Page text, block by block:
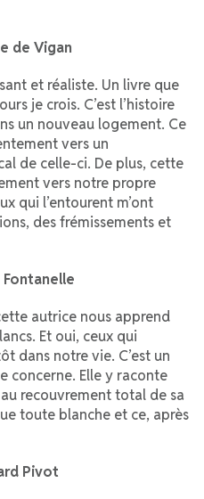
de Vigan
et réaliste. Un livre que
je crois. C’est l’histoire
un nouveau logement. Ce
vers un
de celle-ci. De plus, cette
vers notre propre
qui l’entourent m’ont
des frémissements et
autrice nous apprend
Et oui, ceux qui
dans notre vie. C’est un
concerne. Elle y raconte
recouvrement total de sa
toute blanche et ce, après
Pivot